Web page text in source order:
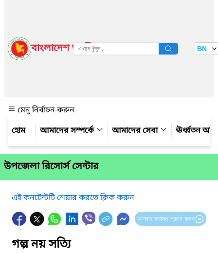
বাংলাদেশ জাতীয় তথ্য বাতায়ন BN
মেনু নির্বাচন করুন
আমাদের সম্পর্কে
আমাদের সেবা ঊর্ধ্বতন
উপজেলা রিসোর্স সেন্টার
এই কনটেন্টটি শেয়ার করতে ক্লিক করুন
আপনার মতামত প্রদান করুন
গল্প নয় সত্যি